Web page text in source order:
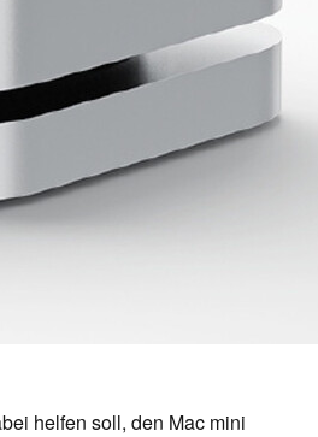
helfen soll, den Mac mini